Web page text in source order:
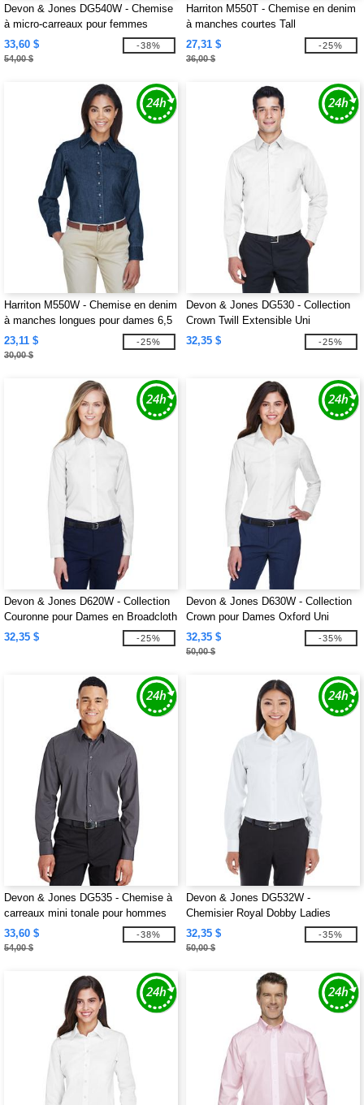
Devon & Jones DG540W - Chemise
à micro-carreaux pour femmes
CrownLux Performance
33,60 $
54,00 $
-38%
Harriton M550T - Chemise en denim
à manches courtes Tall
27,31 $
36,00 $
-25%
Harriton M550W - Chemise en denim
à manches longues pour dames 6,5
oz.
23,11 $
30,00 $
-25%
Devon & Jones DG530 - Collection
Crown Twill Extensible Uni
32,35 $
-25%
Devon & Jones D620W - Collection
Couronne pour Dames en Broadcloth
Uni
32,35 $ -25%
Devon & Jones D630W - Collection
Crown pour Dames Oxford Uni
32,35 $
50,00 $
-35%
Devon & Jones DG535 - Chemise à
carreaux mini tonale pour hommes
CrownLux Performance
33,60 $
54,00 $
-38%
Devon & Jones DG532W -
Chemisier Royal Dobby Ladies
Crown Collection
32,35 $
50,00 $
-35%